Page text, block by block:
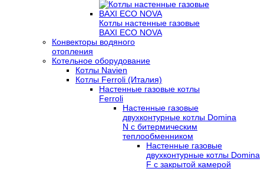
Котлы настенные газовые
BAXI ECO NOVA
Конвекторы водяного
отопления
Котельное оборудование
Котлы Navien
Котлы Ferroli (Италия)
Настенные газовые котлы
Ferroli
Настенные газовые
двухконтурные котлы Domina
N с битермическим
теплообменником
Настенные газовые
двухконтурные котлы Domina
F с закрытой камерой